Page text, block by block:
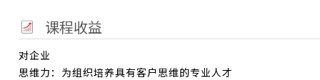
课程收益
对企业
思维力：为组织培养具有客户思维的专业人才